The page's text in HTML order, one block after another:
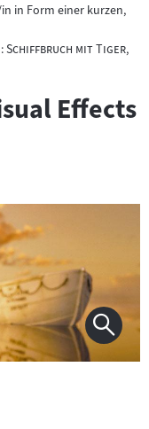
in Form einer kurzen,
Schiffbruch mit Tiger",
Effects